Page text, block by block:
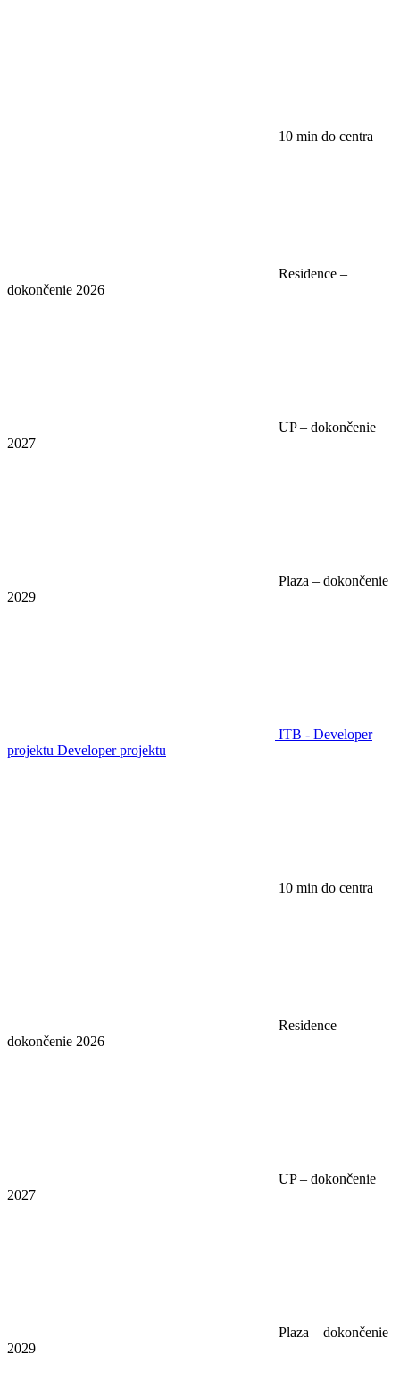
10 min do centra
Residence –
dokončenie 2026
UP – dokončenie
2027
Plaza – dokončenie
2029
ITB - Developer
projektu Developer projektu
10 min do centra
Residence –
dokončenie 2026
UP – dokončenie
2027
Plaza – dokončenie
2029